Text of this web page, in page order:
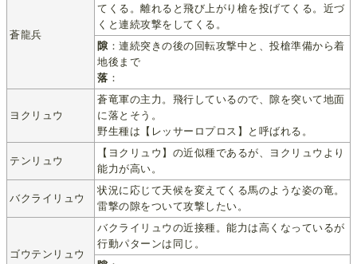
蒼龍兵
てくる。離れると飛び上がり槍を投げてくる。近づ
くと連続攻撃をしてくる。
隙 ：連続突きの後の回転攻撃中と、投槍準備から着
地後まで
落 ：
ヨクリュウ
蒼竜軍の主力。飛行しているので、隙を突いて地面
に落とそう。
野生種は【レッサーロプロス】と呼ばれる。
テンリュウ
【ヨクリュウ】の近似種であるが、ヨクリュウより
能力が高い。
バクライリュウ
状況に応じて天候を変えてくる馬のような姿の竜。
雷撃の隙をついて攻撃したい。
ゴウテンリュウ
バクライリュウの近接種。能力は高くなっているが
行動パターンは同じ。